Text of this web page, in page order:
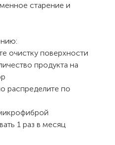
старение и
очистку поверхности
продукта на
распределите по
1 раз в месяц